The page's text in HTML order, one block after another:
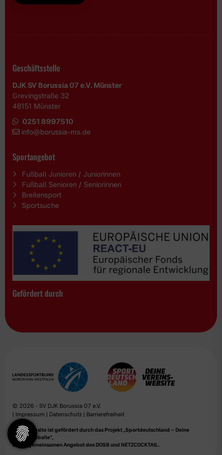
Geschäftsstelle
DJK SV Borussia 07 e.V. Münster
Grevingstraße 32
48151 Münster
0251 8997510
info@borussia-ms.de
Sportangebot
Fußball Junioren / Juniorinnen
Fußball Senioren / Seniorinnen
Breitensport
Sportsuche
Gefördert durch
© 2026 - SV DJK Borussia 07 e.V.
| Impressum | Datenschutz | Barrierefreiheit
Diese Website ist gefördert durch das Projekt „Sportdeutschland – Deine
Vereinswebsite”,
einem gemeinsamen Angebot des DOSB und NETZCOCKTAIL.